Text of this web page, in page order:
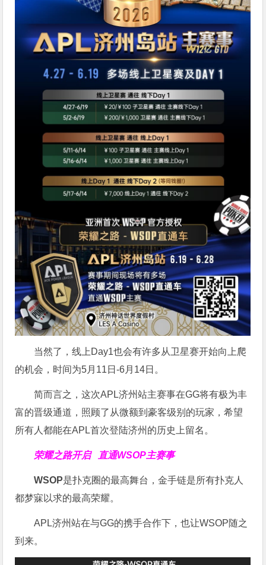
当然了，线上Day1也会有许多从卫星赛开始向上爬
的机会，时间为5月11日-6月14日。
简而言之，这次APL济州站主赛事在GG将有极为丰
富的晋级通道，照顾了从微额到豪客级别的玩家，希望
所有人都能在APL首次登陆济州的历史上留名。
荣耀之路开启 直通WSOP主赛事
WSOP是扑克圈的最高舞台，金手链是所有扑克人
都梦寐以求的最高荣耀。
APL济州站在与GG的携手合作下，也让WSOP随之
到来。